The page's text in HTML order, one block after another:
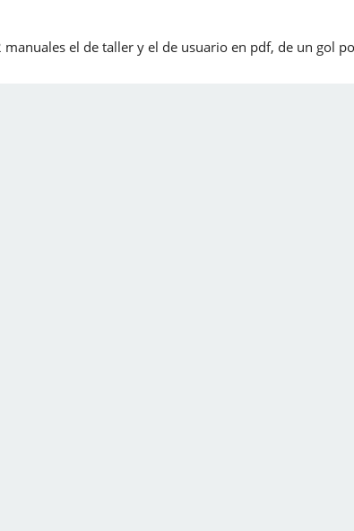
manuales el de taller y el de usuario en pdf, de un gol